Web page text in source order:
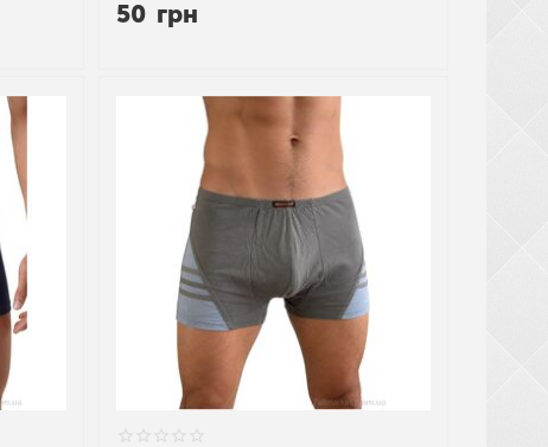
50 грн